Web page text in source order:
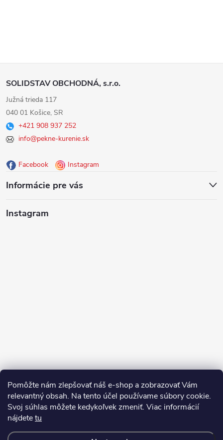
Pomôžte nám zlepšovať náš e-shop a zobrazovať Vám
relevantný obsah. Na tento účel používame súbory cookie.
Svoj súhlas môžete kedykoľvek zmeniť. Viac informácií
nájdetetu
Z
á
p
ä
e
SOLIDSTAV OBCHODNÁ, s.r.o.
Južná trieda 117
040 01 Košice, SR
+421 908 937 252
info@pekne-kurenie.sk
Facebook Instagram
Informácie pre vás
Instagram
Sledovať na Instagrame